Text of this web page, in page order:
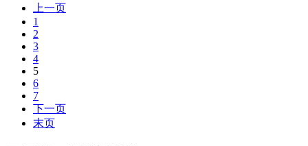
上一页
1
2
3
4
5
6
7
下一页
末页